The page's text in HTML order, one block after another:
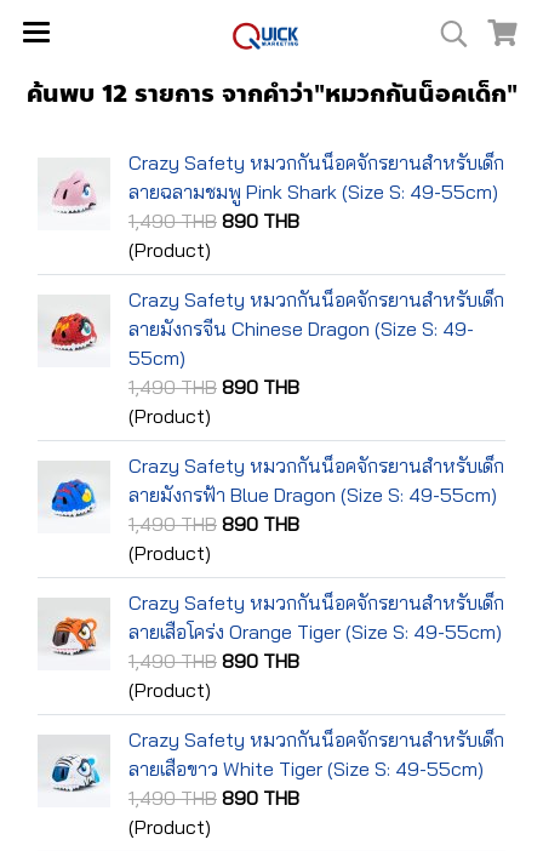
ค้นพบ 12 รายการ จากคำว่า"หมวกกันน็อคเด็ก"
Crazy Safety หมวกกันน็อคจักรยานสำหรับเด็ก
ลายฉลามชมพู Pink Shark (Size S: 49-55cm)
1,490 THB 890 THB
(Product)
Crazy Safety หมวกกันน็อคจักรยานสำหรับเด็ก
ลายมังกรจีน Chinese Dragon (Size S: 49-
55cm)
1,490 THB 890 THB
(Product)
Crazy Safety หมวกกันน็อคจักรยานสำหรับเด็ก
ลายมังกรฟ้า Blue Dragon (Size S: 49-55cm)
1,490 THB 890 THB
(Product)
Crazy Safety หมวกกันน็อคจักรยานสำหรับเด็ก
ลายเสือโคร่ง Orange Tiger (Size S: 49-55cm)
1,490 THB 890 THB
(Product)
Crazy Safety หมวกกันน็อคจักรยานสำหรับเด็ก
ลายเสือขาว White Tiger (Size S: 49-55cm)
1,490 THB 890 THB
(Product)